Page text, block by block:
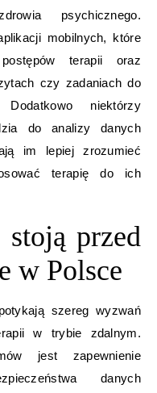
psychicznego.
mobilnych, które
terapii oraz
czy zadaniach do
niektórzy
do analizy danych
im lepiej zrozumieć
terapię do ich
przed
w Polsce
szereg wyzwań
w trybie zdalnym.
jest zapewnienie
danych